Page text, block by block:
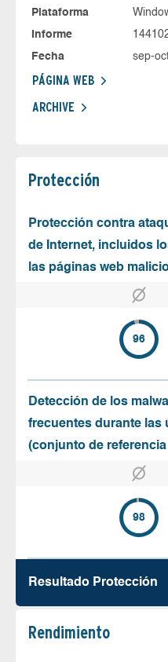
Plataforma
Informe
Fecha
sep-
PÁGINA WEB
ARCHIVE
Protección
Protección contra
de Internet, incluidos
las páginas web
96
Detección de los
frecuentes durante las
(conjunto de referencia
98
Resultado Protección
Rendimiento